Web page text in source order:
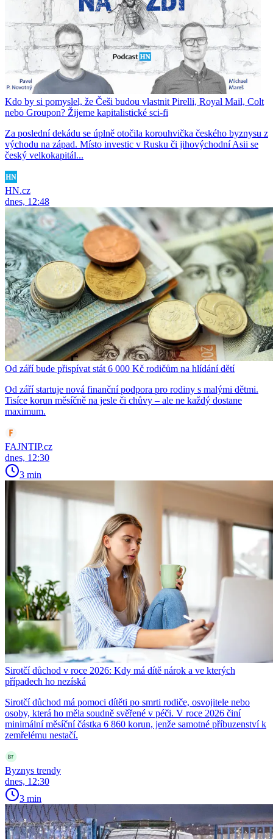
Kdo by si pomyslel, že Češi budou vlastnit Pirelli, Royal Mail, Colt
nebo Groupon? Žijeme kapitalistické sci-fi
Za poslední dekádu se úplně otočila korouhvička českého byznysu z
východu na západ. Místo investic v Rusku či jihovýchodní Asii se
český velkokapitál...
HN.cz
dnes, 12:48
Od září bude přispívat stát 6 000 Kč rodičům na hlídání dětí
Od září startuje nová finanční podpora pro rodiny s malými dětmi.
Tisíce korun měsíčně na jesle či chůvy – ale ne každý dostane
maximum.
FAJNTIP.cz
dnes, 12:30
3 min
Sirotčí důchod v roce 2026: Kdy má dítě nárok a ve kterých
případech ho nezíská
Sirotčí důchod má pomoci dítěti po smrti rodiče, osvojitele nebo
osoby, která ho měla soudně svěřené v péči. V roce 2026 činí
minimální měsíční částka 6 860 korun, jenže samotné příbuzenství k
zemřelému nestačí.
Byznys trendy
dnes, 12:30
3 min